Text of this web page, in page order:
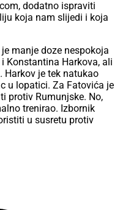
dodatno ispraviti
koja nam slijedi i koja
manje doze nespokoja
Konstantina Harkova, ali
Harkov je tek natukao
u lopatici. Za Fatovića je
protiv Rumunjske. No,
trenirao. Izbornik
u susretu protiv